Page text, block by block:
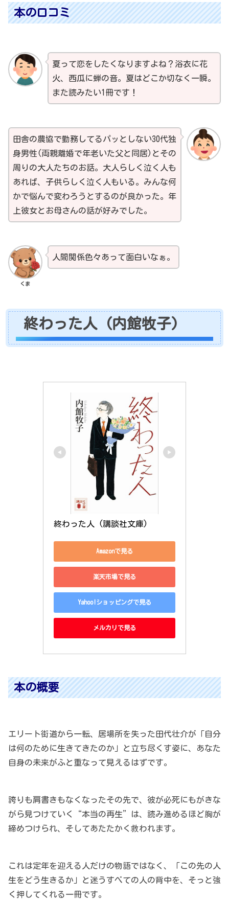
本の口コミ
夏って恋をしたくなりますよね？浴衣に花
火、西瓜に蝉の音。夏はどこか切なく一瞬。
また読みたい1冊です！
田舎の農協で勤務してるパッとしない30代独
身男性(両親離婚で年老いた父と同居)とその
周りの大人たちのお話。大人らしく泣く人も
あれば、子供らしく泣く人もいる。みんな何
かで悩んで変わろうとするのが良かった。年
上彼女とお母さんの話が好みでした。
くま
人間関係色々あって面白いなぁ。
終わった人 (内館牧子)
終わった人 (講談社文庫)
Amazonで見る
楽天市場で見る
Yahoo!ショッピングで見る
メルカリで見る
本の概要
エリート街道から一転、居場所を失った田代壮介が「自分
は何のために生きてきたのか」と立ち尽くす姿に、あなた
自身の未来がふと重なって見えるはずです。
誇りも肩書きもなくなったその先で、彼が必死にもがきな
がら見つけていく“本当の再生”は、読み進めるほど胸が
締めつけられ、そしてあたたかく救われます。
これは定年を迎える人だけの物語ではなく、「この先の人
生をどう生きるか」と迷うすべての人の背中を、そっと強
く押してくれる一冊です。